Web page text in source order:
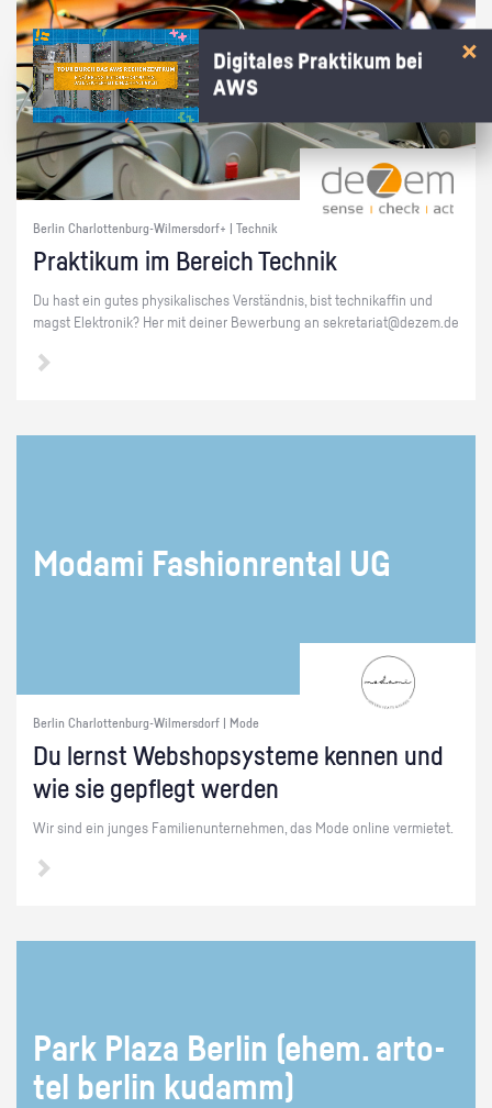
Berlin Charlottenburg-Wilmersdorf+ | Technik
Prak­ti­kum im Be­reich Tech­nik
Du hast ein gutes phy­si­ka­li­sches Ver­ständ­nis, bist tech­ni­kaf­fin und
magst Elek­tro­nik? Her mit dei­ner Be­wer­bung an se­kre­ta­ri­at@​dezem.​de
Mo­da­mi Fa­shion­ren­tal UG
Berlin Charlottenburg-Wilmersdorf | Mode
Du lernst Web­sho­psys­te­me ken­nen und
wie sie ge­pflegt wer­den
Wir sind ein jun­ges Fa­mi­li­en­un­ter­neh­men, das Mode on­line ver­mie­tet.
Park Plaza Ber­lin (ehem. ar­to­
tel ber­lin ku­damm)
Digitales Praktikum bei
AWS